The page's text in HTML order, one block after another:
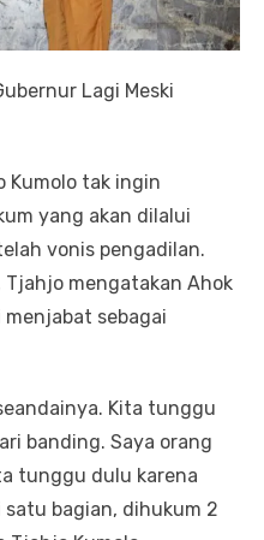
Lagi Meski
Kumolo tak ingin
yang akan dilalui
vonis pengadilan.
Tjahjo mengatakan Ahok
sebagai
Kita tunggu
banding. Saya orang
tunggu dulu karena
bagian, dihukum 2